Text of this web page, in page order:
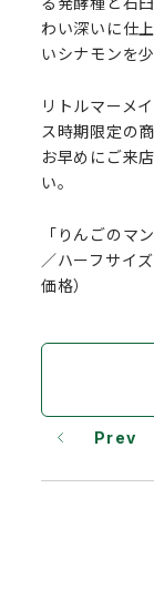
わい深いに仕
いシナモンを
リトルマーメ
ス時期限定の
お早めにご来
い。
「りんごのマ
／ハーフサイ
価格）
Prev